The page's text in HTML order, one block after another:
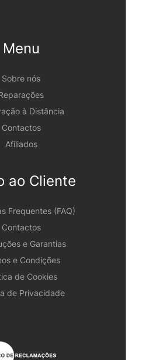
Menu
Sobre nós
à Distância
Contactos
Afiliados
ao Cliente
Frequentes (FAQ)
Contactos
e Garantias
e Condições
de Cookies
de Privacidade